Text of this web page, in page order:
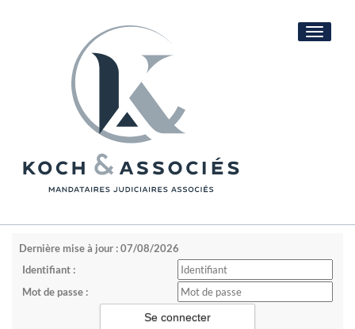
Toggle
Dernière mise à jour : 07/08/2026
Identifiant :
Mot de passe :